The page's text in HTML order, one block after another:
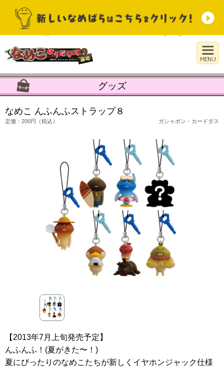
グッズ
なめこ んふんふストラップ８
定価：200円（税込） ガシャポン・カードダス
【2013年7月上旬発売予定】
んふんふ！(夏がきた〜！)
夏にぴったりのなめこたちが新しくイヤホンジャック仕様